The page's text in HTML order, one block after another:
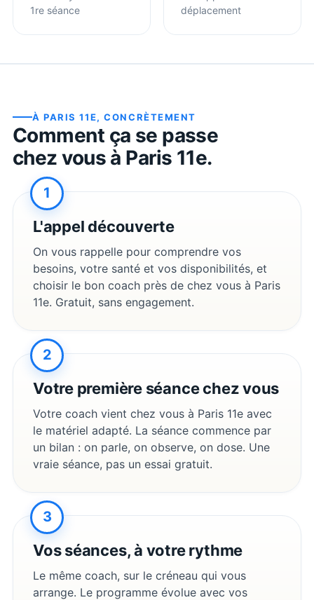
1re séance
déplacement
ÀPARIS 11E, CONCRÈTEMENT
Comment ça se passe
chez vous à Paris 11e.
1
L'appel découverte
On vous rappelle pour comprendre vos
besoins, votre santé et vos disponibilités, et
choisir le bon coach près de chez vous à Paris
11e. Gratuit, sans engagement.
2
Votre première séance chez vous
Votre coach vient chez vous à Paris 11e avec
le matériel adapté. La séance commence par
un bilan : on parle, on observe, on dose. Une
vraie séance, pas un essai gratuit.
3
Vos séances, à votre rythme
Le même coach, sur le créneau qui vous
arrange. Le programme évolue avec vos